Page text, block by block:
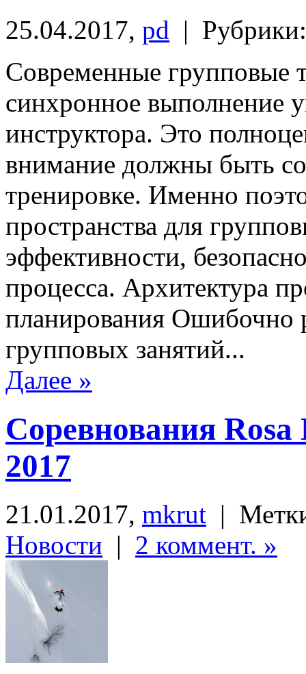
25.04.2017, pd |
Современные групповые
синхронное выполнение
инструктора. Это
внимание должны быть
тренировке. Именно
пространства для
эффективности,
процесса. Архитектура
планирования Ошибочно
групповых занятий...
Далее »
Соревнования
2017
21.01.2017, mkrut |
Новости | 2 коммент. »